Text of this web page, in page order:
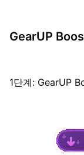
GearUP
1단계: GearUP